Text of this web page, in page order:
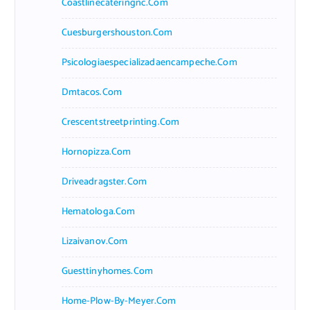
Cuesburgershouston.com
Psicologiaespecializadaencampeche.com
Dmtacos.com
Crescentstreetprinting.com
Hornopizza.com
Driveadragster.com
Hematologa.com
Lizaivanov.com
Guesttinyhomes.com
Home-Plow-By-Meyer.com